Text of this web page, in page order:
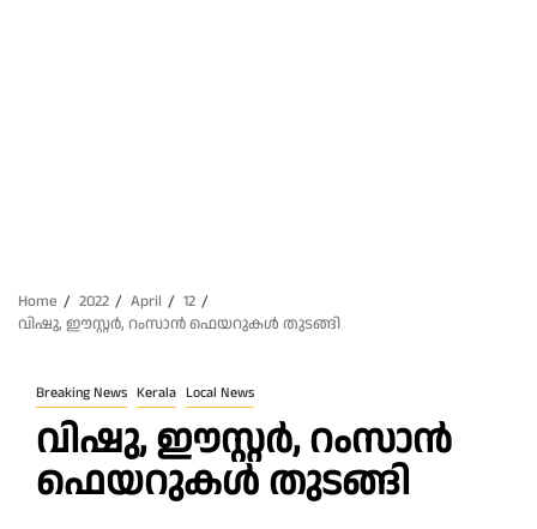
Home 2022 April
12
വിഷു, ഈസ്റ്റർ, റംസാൻ ഫെയറുകൾ തുടങ്ങി
Breaking News Kerala Local News
വിഷു, ഈസ്റ്റർ, റംസാൻ
ഫെയറുകൾ തുടങ്ങി